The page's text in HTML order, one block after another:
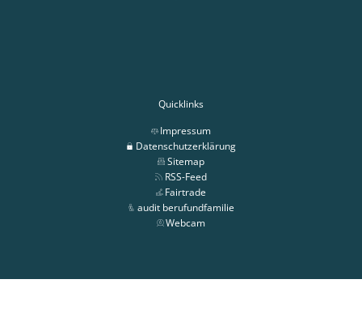
Quicklinks
Impressum
Datenschutzerklärung
Sitemap
RSS-Feed
Fairtrade
audit berufundfamilie
Webcam